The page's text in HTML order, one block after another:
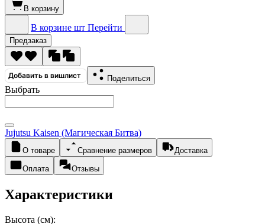
В корзину
В корзине шт Перейти
Предзаказ
Добавить в вишлист Поделиться
Выбрать
Jujutsu Kaisen (Магическая Битва)
О товаре Сравнение размеров Доставка
Оплата Отзывы
Характеристики
Высота (см):